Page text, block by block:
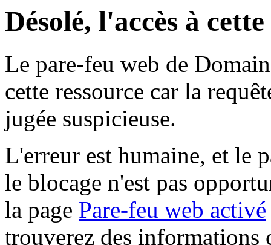
Désolé, l'accès à
Le pare-feu web de
cette ressource car la
jugée suspicieuse.
L'erreur est humaine, et le
le blocage n'est pas
la page Pare-feu web activé
trouverez des informations